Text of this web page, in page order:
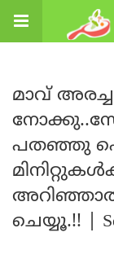
മാവ്
പതഞ്ഞു
ചെയ്യൂ.!! |